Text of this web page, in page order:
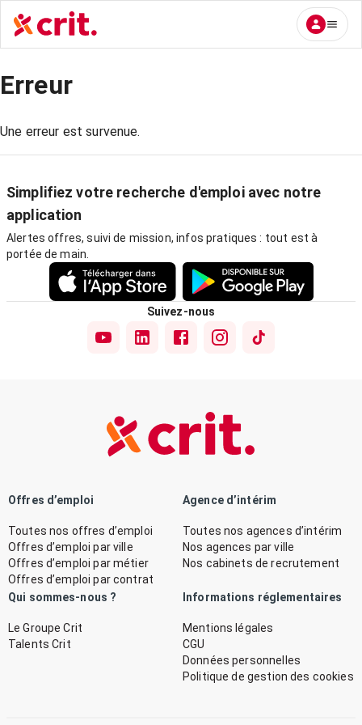
Erreur
Une erreur est survenue.
Simplifiez votre recherche d'emploi avec notre
application
Alertes offres, suivi de mission, infos pratiques : tout est à
portée de main.
Suivez-nous
Offres d’emploi
Toutes nos offres d’emploi
Offres d’emploi par ville
Offres d’emploi par métier
Offres d’emploi par contrat
Agence d’intérim
Toutes nos agences d’intérim
Nos agences par ville
Nos cabinets de recrutement
Qui sommes-nous ?
Le Groupe Crit
Talents Crit
Informations réglementaires
Mentions légales
CGU
Données personnelles
Politique de gestion des cookies